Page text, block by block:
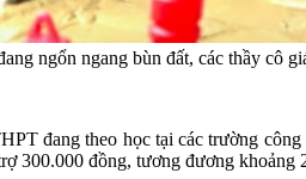
ngổn ngang bùn đất, các thầy cô
đang theo học tại các trường
300.000 đồng, tương đương khoảng